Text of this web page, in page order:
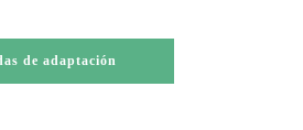
de adaptación